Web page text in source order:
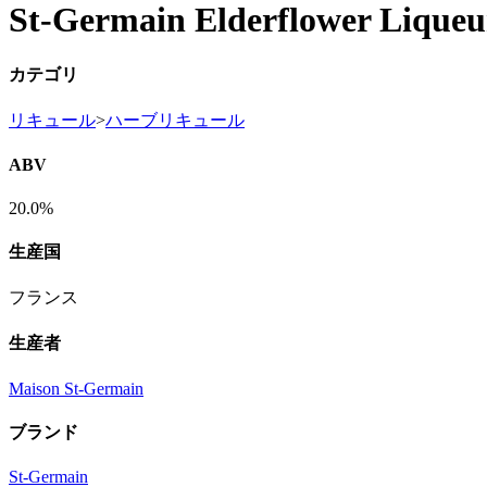
St-Germain Elderflower
カテゴリ
リキュール>ハーブリキュール
ABV
20.0%
生産国
フランス
生産者
Maison St-Germain
ブランド
St-Germain